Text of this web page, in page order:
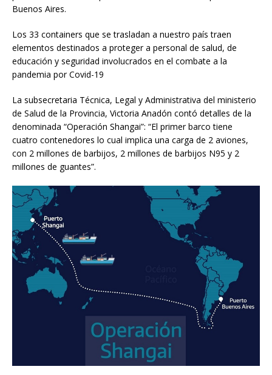
Buenos Aires.
Los 33 containers que se trasladan a nuestro país traen
elementos destinados a proteger a personal de salud, de
educación y seguridad involucrados en el combate a la
pandemia por Covid-19
La subsecretaria Técnica, Legal y Administrativa del ministerio
de Salud de la Provincia, Victoria Anadón contó detalles de la
denominada “Operación Shangai”: “El primer barco tiene
cuatro contenedores lo cual implica una carga de 2 aviones,
con 2 millones de barbijos, 2 millones de barbijos N95 y 2
millones de guantes”.